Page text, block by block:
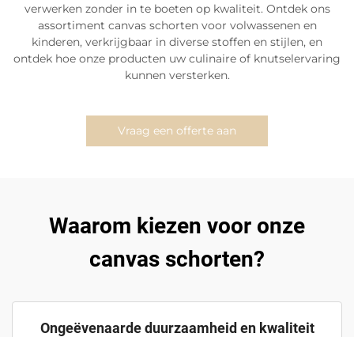
verwerken zonder in te boeten op kwaliteit. Ontdek ons
assortiment canvas schorten voor volwassenen en
kinderen, verkrijgbaar in diverse stoffen en stijlen, en
ontdek hoe onze producten uw culinaire of knutselervaring
kunnen versterken.
Vraag een offerte aan
Waarom kiezen voor onze
canvas schorten?
Ongeëvenaarde duurzaamheid en kwaliteit